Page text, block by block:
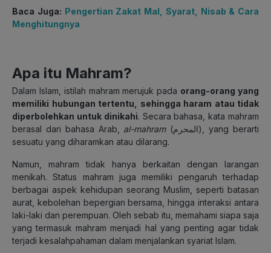
Baca Juga: Pengertian Zakat Mal, Syarat, Nisab & Cara
Menghitungnya
Apa itu Mahram?
Dalam Islam, istilah mahram merujuk pada orang-orang yang
memiliki hubungan tertentu, sehingga haram atau tidak
diperbolehkan untuk dinikahi. Secara bahasa, kata mahram
berasal dari bahasa Arab, al-mahram(المحرم), yang berarti
sesuatu yang diharamkan atau dilarang.
Namun, mahram tidak hanya berkaitan dengan larangan
menikah. Status mahram juga memiliki pengaruh terhadap
berbagai aspek kehidupan seorang Muslim, seperti batasan
aurat, kebolehan bepergian bersama, hingga interaksi antara
laki-laki dan perempuan. Oleh sebab itu, memahami siapa saja
yang termasuk mahram menjadi hal yang penting agar tidak
terjadi kesalahpahaman dalam menjalankan syariat Islam.